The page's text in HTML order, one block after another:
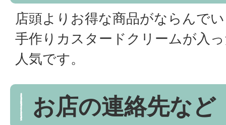
店頭よりお得な商品がならんで
手作りカスタードクリームが入
人気です。
お店の連絡先など